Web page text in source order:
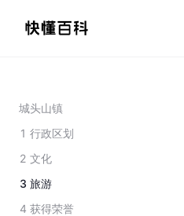
城头山镇
1 行政区划
2 文化
3 旅游
4 获得荣誉